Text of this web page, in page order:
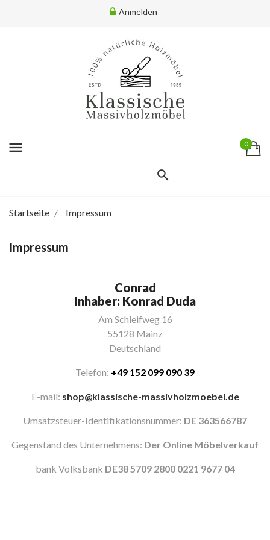
Anmelden
menu 0
Startseite Impressum
Impressum
Conrad
Inhaber: Konrad Duda
Am Schleifweg 16
55128 Mainz
Deutschland
Telefon: +49 152 099 090 39
E-mail: shop@klassische-massivholzmoebel.de
Umsatzsteuer-Identifikationsnummer: DE 363566787
Gegenstand des Unternehmens: Der Online Möbelverkauf
bank Volksbank DE38 5709 2800 0221 9677 04